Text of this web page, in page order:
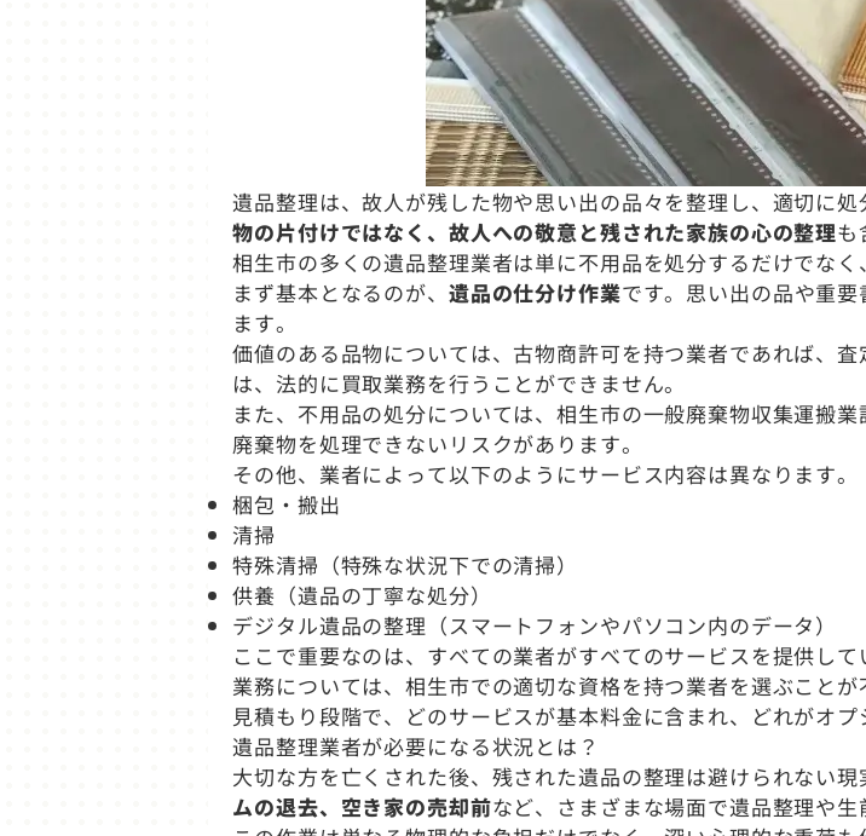
遺品整理は、故人が残した物や思い出の品々を整理し、適切に
物の片付けではなく、故人への敬意と残された家族の心の整理も
相生市の多くの遺品整理業者は単に不用品を処分するだけでなく
まず基本となるのが、 遺品の仕分け作業です。思い出の品や重
ます。
価値のある品物については、古物商許可を持つ業者であれば、
は、法的に買取業務を行うことができません。
また、不用品の処分については、相生市の一般廃棄物収集運搬
廃棄物を処理できないリスクがあります。
その他、業者によって以下のようにサービス内容は異なります。
梱包・搬出
清掃
特殊清掃（特殊な状況下での清掃）
供養（遺品の丁寧な処分）
デジタル遺品の整理（スマートフォンやパソコン内のデータ）
ここで重要なのは、すべての業者がすべてのサービスを提供し
業務については、相生市での適切な資格を持つ業者を選ぶことが
見積もり段階で、どのサービスが基本料金に含まれ、どれがオプ
遺品整理業者が必要になる状況とは？
大切な方を亡くされた後、残された遺品の整理は避けられない現
ムの退去、空き家の売却前など、さまざまな場面で遺品整理や生